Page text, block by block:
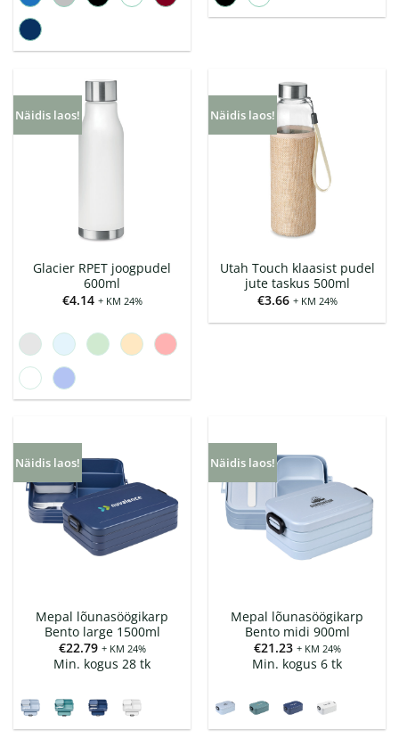
Näidis laos!
Glacier RPET joogpudel
600ml
€4.14 + KM 24%
Näidis laos!
Utah Touch klaasist pudel
jute taskus 500ml
€3.66 + KM 24%
Näidis laos!
Mepal lõunasöögikarp
Bento large 1500ml
€22.79 + KM 24%
Min. kogus 28 tk
Näidis laos!
Mepal lõunasöögikarp
Bento midi 900ml
€21.23 + KM 24%
Min. kogus 6 tk